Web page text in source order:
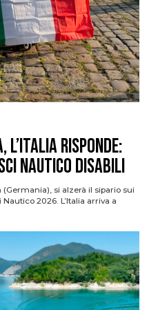
l’Italia risponde:
Nautico Disabili
si alzerà il sipario sui
2026. L’Italia arriva a